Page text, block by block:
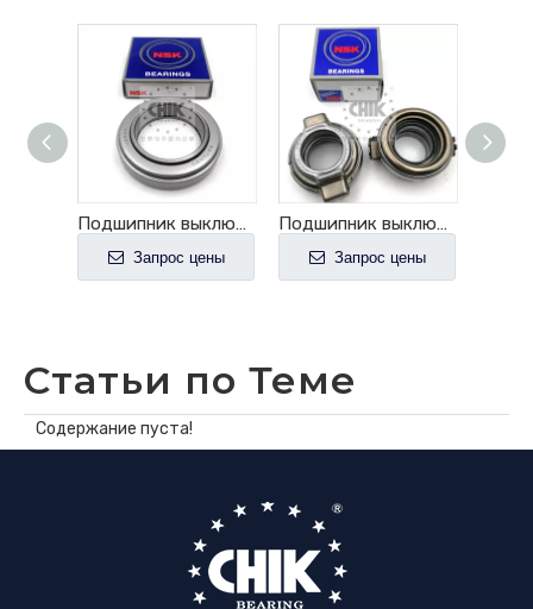
Подшипник выключения сцепления NSK для NISSAN 65TNK20
Запрос цены
Подшипник выключения сцепления NSK 58TKA3703B
Запрос цены
Статьи по Теме
Содержание пуста!